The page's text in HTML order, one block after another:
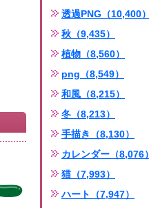
透過PNG（10,400）
秋（9,435）
植物（8,560）
png（8,549）
和風（8,215）
冬（8,213）
手描き（8,130）
カレンダー（8,076）
猫（7,993）
ハート（7,947）